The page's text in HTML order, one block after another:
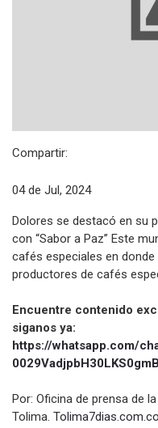
Compartir:
04 de Jul, 2024
Dolores se destacó en su
con “Sabor a Paz” Este
cafés especiales en
productores de cafés
Encuentre contenido
siganos ya:
https://whatsapp.com/
Por: Oficina de prensa de
Tolima. Tolima7dias.com.co